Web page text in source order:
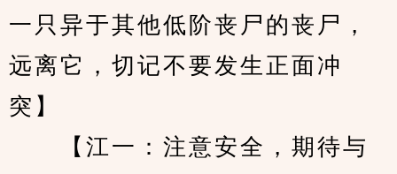
一只异于其他低阶丧尸的丧尸，
远离它，切记不要发生正面冲
突】
【江一：注意安全，期待与